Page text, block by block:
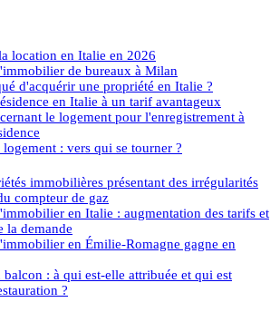
location en Italie en 2026
de bureaux à Milan
d'acquérir une propriété en Italie ?
en Italie à un tarif avantageux
le logement pour l'enregistrement à
: vers qui se tourner ?
immobilières présentant des irrégularités
compteur de gaz
en Italie : augmentation des tarifs et
la demande
en Émilie-Romagne gagne en
balcon : à qui est-elle attribuée et qui est
?